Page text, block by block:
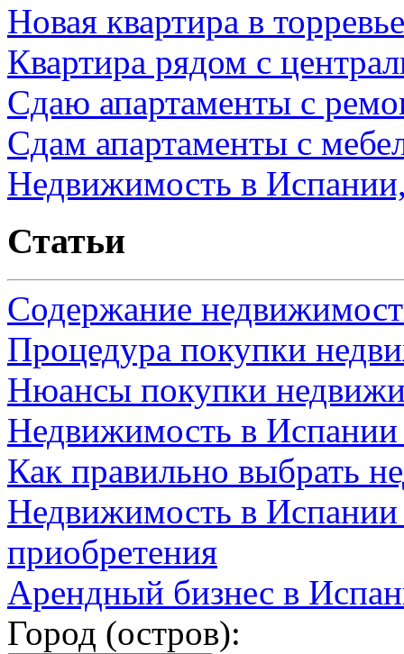
Новая квартира в
Квартира рядом с
Сдаю апартаменты с
Сдам апартаменты с
Недвижимость в
Статьи
Содержание
Процедура покупки
Нюансы покупки
Недвижимость в
Как правильно выбрать
Недвижимость в Испании
приобретения
Арендный бизнес в
Город (остров):